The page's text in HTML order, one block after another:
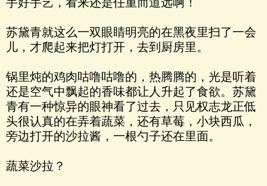
苏黛青就这么一双眼睛明亮的在黑夜里扫了一会
儿，才爬起来把灯打开，去到厨房里。
锅里炖的鸡肉咕噜咕噜的，热腾腾的，光是听着
还是空气中飘起的香味都让人升起了食欲。苏黛
青有一种惊异的眼神看了过去，只见权志龙正低
头很认真的在弄着蔬菜，还有草莓，小块西瓜，
旁边打开的沙拉酱，一根勺子还在里面。
蔬菜沙拉？